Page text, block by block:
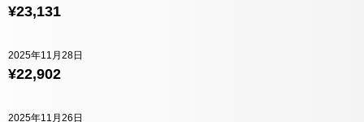
¥23,131
¥22,902
2025年11月28日
2025年11月26日